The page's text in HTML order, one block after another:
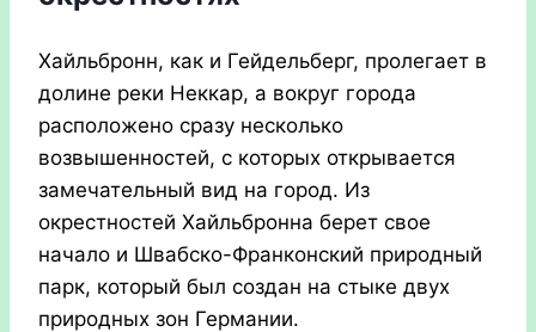
Хайльбронн, как и Гейдельберг, пролегает в
долине реки Неккар, а вокруг города
расположено сразу несколько
возвышенностей, с которых открывается
замечательный вид на город. Из
окрестностей Хайльбронна берет свое
начало и Швабско-Франконский природный
парк, который был создан на стыке двух
природных зон Германии.